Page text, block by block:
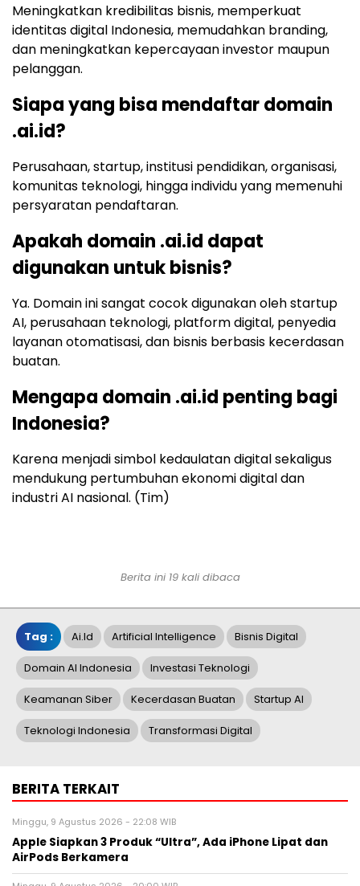
Meningkatkan kredibilitas bisnis, memperkuat
identitas digital Indonesia, memudahkan branding,
dan meningkatkan kepercayaan investor maupun
pelanggan.
Siapa yang bisa mendaftar domain
.ai.id?
Perusahaan, startup, institusi pendidikan, organisasi,
komunitas teknologi, hingga individu yang memenuhi
persyaratan pendaftaran.
Apakah domain .ai.id dapat
digunakan untuk bisnis?
Ya. Domain ini sangat cocok digunakan oleh startup
AI, perusahaan teknologi, platform digital, penyedia
layanan otomatisasi, dan bisnis berbasis kecerdasan
buatan.
Mengapa domain .ai.id penting bagi
Indonesia?
Karena menjadi simbol kedaulatan digital sekaligus
mendukung pertumbuhan ekonomi digital dan
industri AI nasional. (Tim)
Berita ini 19 kali dibaca
Tag : Ai.id Artificial Intelligence Bisnis Digital
Domain AI Indonesia Investasi Teknologi
Keamanan Siber Kecerdasan Buatan Startup AI
Teknologi Indonesia Transformasi Digital
BERITA TERKAIT
Minggu, 9 Agustus 2026 - 22:08 WIB
Apple Siapkan 3 Produk “Ultra”, Ada iPhone Lipat dan
AirPods Berkamera